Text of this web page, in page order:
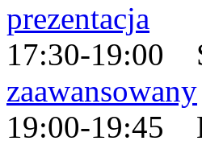
prezentacja
17:30-19:00
zaawansowany
19:00-19:45